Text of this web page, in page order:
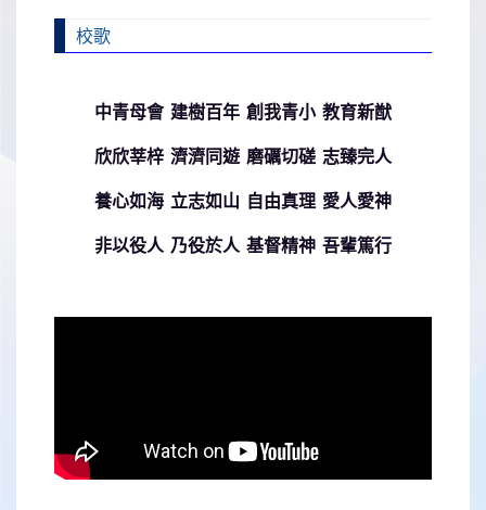
校歌
中青母會 建樹百年 創我青小 教育新猷
欣欣莘梓 濟濟同遊 磨礪切磋 志臻完人
養心如海 立志如山 自由真理 愛人愛神
非以役人 乃役於人 基督精神 吾輩篤行